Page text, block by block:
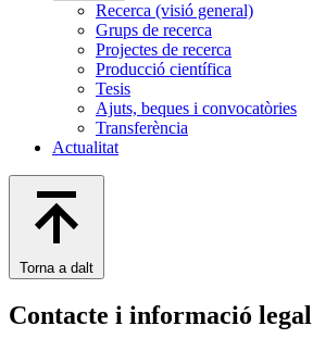
Recerca (visió general)
Grups de recerca
Projectes de recerca
Producció científica
Tesis
Ajuts, beques i convocatòries
Transferència
Actualitat
Torna a dalt
Contacte i informació legal